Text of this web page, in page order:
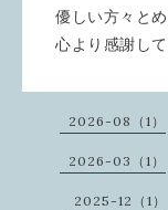
優しい方々と
心より感謝して
2026-08（1）
2026-03（1）
2025-12（1）